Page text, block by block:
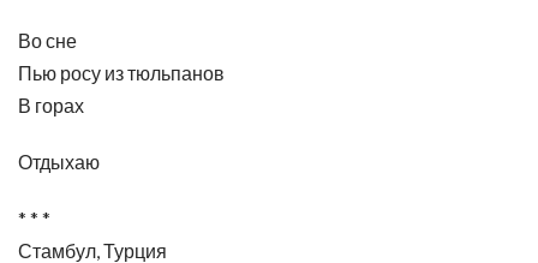
Во сне
Пью росу из тюльпанов
В горах
Отдыхаю
* * *
Стамбул, Турция